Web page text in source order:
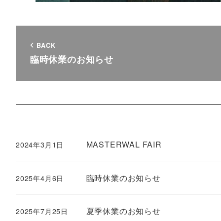
BACK
臨時休業のお知らせ
MASTERWAL FAIR
2024年3月1日
臨時休業のお知らせ
2025年4月6日
夏季休業のお知らせ
2025年7月25日